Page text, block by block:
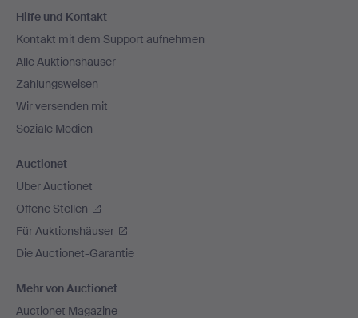
Navigation
Hilfe und Kontakt
Kontakt mit dem Support aufnehmen
Alle Auktionshäuser
Zahlungsweisen
Wir versenden mit
Soziale Medien
Auctionet
Über Auctionet
Offene Stellen
Für Auktionshäuser
Die Auctionet-Garantie
Mehr von Auctionet
Auctionet Magazine